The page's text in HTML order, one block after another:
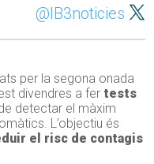
@IB3noticies
per la segona onada
divendres a fer tests
detectar el màxim
L’objectiu és
el risc de contagis